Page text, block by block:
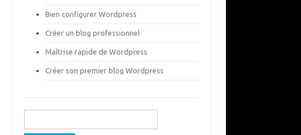
Bien configurer Wordpress
Créer un blog professionnel
Maîtrise rapide de Wordpress
Créer son premier blog Wordpress